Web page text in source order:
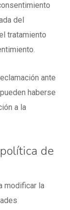
del
tratamiento
ante
haberse
a la
de
modificar la